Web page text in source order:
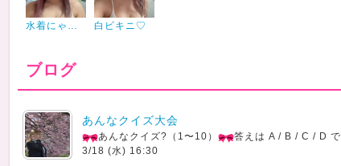
水着にゃんこ 白ビキニ♡
ブログ
あんなクイズ大会
あんなクイズ?（1〜10）
答えは A / B / C / D でコメントしてね🫶? あんなの呼び方どれが好き？A あんなB あんちゃんC 姫D 呼び捨て? あんなが照れるのは？A じっと見られるB 名前呼ばれるC 手を引か
3/18 (水) 16:30